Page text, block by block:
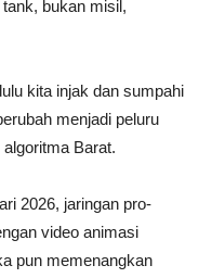
bukan misil,
kita injak dan sumpahi
menjadi peluru
Barat.
2026, jaringan pro-
video animasi
pun memenangkan